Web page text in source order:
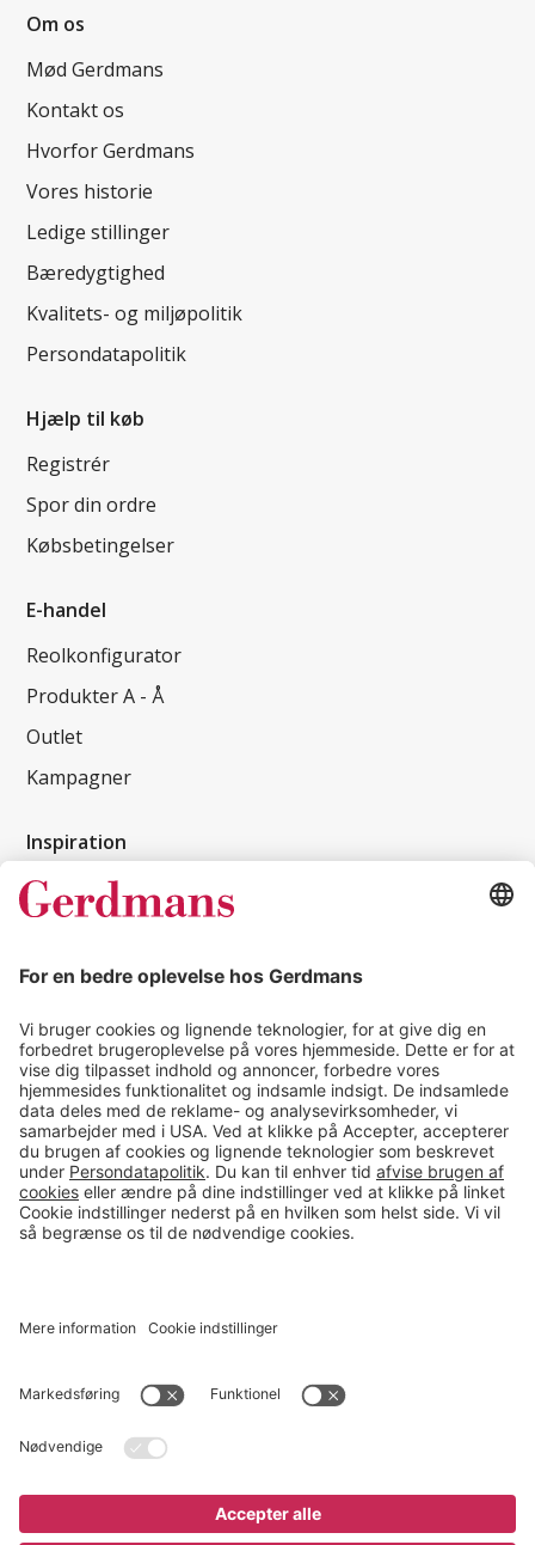
595 kr
Om os
Mød Gerdmans
Kontakt os
Hvorfor Gerdmans
Vores historie
Ledige stillinger
Bæredygtighed
Kvalitets- og miljøpolitik
Persondatapolitik
Hjælp til køb
Registrér
Spor din ordre
Købsbetingelser
E-handel
Reolkonfigurator
Produkter A - Å
Outlet
Kampagner
Inspiration
Kundereferencer
Tips & guides
Kontakt
salg@gerdmans.dk
49 18 07 07
Salgsafdeling åbningstider
08.00-16.00
© 2026 Gerdmans Kontor- & Lagerudstyr A/S Alle priser er ekskl.
Cookie indstillinger